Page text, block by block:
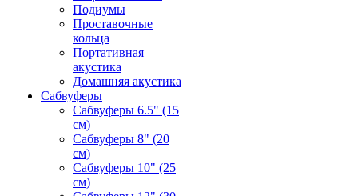
Подиумы
Проставочные
кольца
Портативная
акустика
Домашняя акустика
Сабвуферы
Сабвуферы 6.5" (15
см)
Сабвуферы 8" (20
см)
Сабвуферы 10" (25
см)